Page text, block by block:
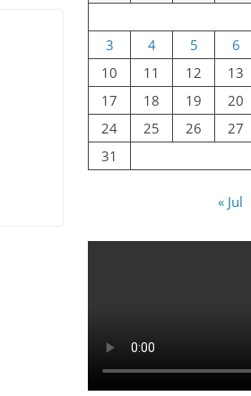
3
4 5 6
10
11 12 13
17
18 19 20
24
25 26 27
31
« Jul